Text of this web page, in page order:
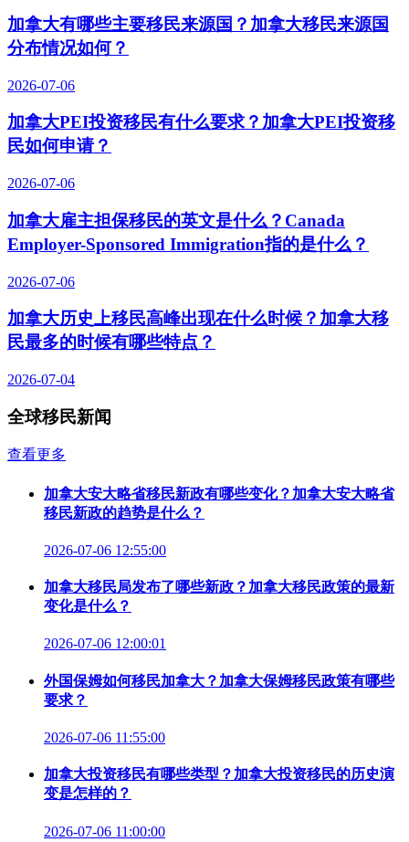
加拿大有哪些主要移民来源国？加拿大移民来源国
分布情况如何？
2026-07-06
加拿大PEI投资移民有什么要求？加拿大PEI投资移
民如何申请？
2026-07-06
加拿大雇主担保移民的英文是什么？Canada
Employer-Sponsored Immigration指的是什么？
2026-07-06
加拿大历史上移民高峰出现在什么时候？加拿大移
民最多的时候有哪些特点？
2026-07-04
全球移民新闻
查看更多
加拿大安大略省移民新政有哪些变化？加拿大安大略省
移民新政的趋势是什么？
2026-07-06 12:55:00
加拿大移民局发布了哪些新政？加拿大移民政策的最新
变化是什么？
2026-07-06 12:00:01
外国保姆如何移民加拿大？加拿大保姆移民政策有哪些
要求？
2026-07-06 11:55:00
加拿大投资移民有哪些类型？加拿大投资移民的历史演
变是怎样的？
2026-07-06 11:00:00